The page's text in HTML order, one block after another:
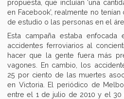
propuesta, que incluían ‘una
en Facebook’, realmente no
de estudio o las personas en el
Esta campaña estaba
accidentes ferroviarios al
hacer que la gente fuera más
vagones. En cambio, los
25 por ciento de las muertes
en Victoria. El periódico de
entre el 1 de julio de 2010 y el 30